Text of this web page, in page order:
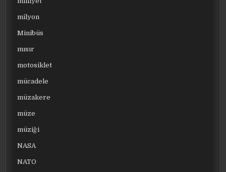
milyon
Minibüs
mısır
motosiklet
mücadele
müzakere
müze
müziği
NASA
NATO